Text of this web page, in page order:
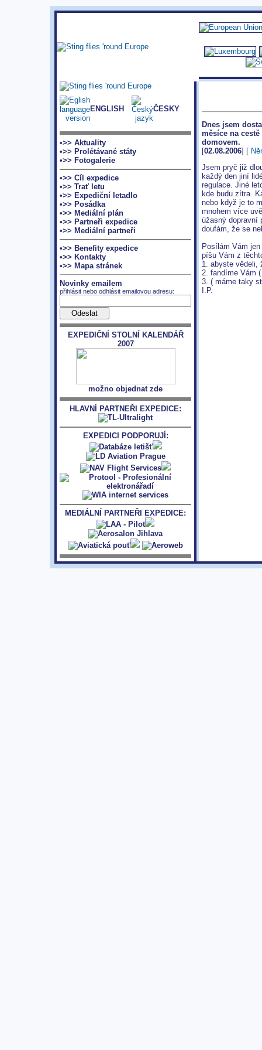
ENGLISH ČESKY
•>> Aktuality
•>> Prolétávané státy
•>> Fotogalerie
•>> Cíl expedice
•>> Trať letu
•>> Expediční letadlo
•>> Posádka
•>> Mediální plán
•>> Partneři expedice
•>> Mediální partneři
•>> Benefity expedice
•>> Kontakty
•>> Mapa stránek
Novinky emailem
přihlásit nebo odhlásit emailovou adresu:
EXPEDIČNÍ STOLNÍ KALENDÁŘ
2007
možno objednat zde
HLAVNÍ PARTNEŘI EXPEDICE:
EXPEDICI PODPORUJÍ:
MEDIÁLNÍ PARTNEŘI EXPEDICE:
Dnes jsem
měsíce na
domovem.
[02.08.2006] [
Jsem pryč již
každý den jiní
regulace. Jiné
kde budu zítra.
nebo když je to
mnohem více
úžasný dopravní
doufám, že se
Posílám Vám
píšu Vám z
1. abyste vědeli,
2. fandíme Vám
3. ( máme taky
I.P.